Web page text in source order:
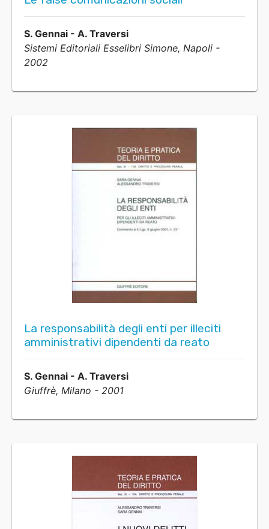
S. Gennai - A. Traversi
Sistemi Editoriali Esselibri Simone, Napoli -
2002
La responsabilità degli enti per illeciti
amministrativi dipendenti da reato
S. Gennai - A. Traversi
Giuffrè, Milano - 2001